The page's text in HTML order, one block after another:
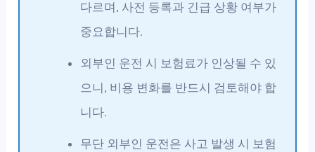
다르며, 사전 등록과 긴급 상황 여부가
중요합니다.
외부인 운전 시 보험료가 인상될 수 있
으니, 비용 변화를 반드시 검토해야 합
니다.
무단 외부인 운전은 사고 발생 시 보험